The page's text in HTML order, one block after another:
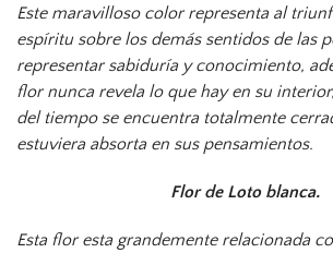
Este maravilloso color representa al
espíritu sobre los demás sentidos de las
representar sabiduría y conocimiento,
flor nunca revela lo que hay en su
del tiempo se encuentra totalmente
estuviera absorta en sus pensamientos.
Flor de Loto blanca.
Esta flor esta grandemente relacionada